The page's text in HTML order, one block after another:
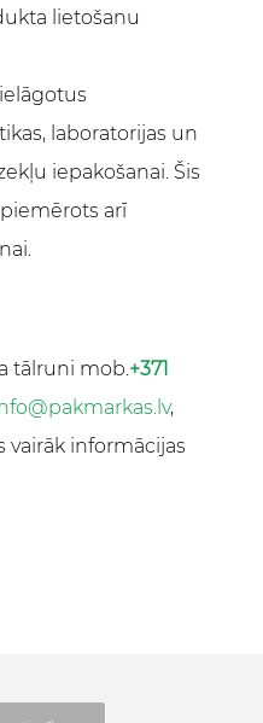
lietošanu
laboratorijas un
iepakošanai. Šis
arī
tālruni mob.+371
,
informācijas